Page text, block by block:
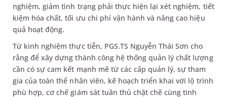
nghiệm, giảm tình trạng phải thực hiện lại xét nghiệm, tiết
kiệm hóa chất, tối ưu chi phí vận hành và nâng cao hiệu
quả hoạt động.
Từ kinh nghiệm thực tiễn, PGS.TS Nguyễn Thái Sơn cho
rằng để xây dựng thành công hệ thống quản lý chất lượng
cần có sự cam kết mạnh mẽ từ các cấp quản lý, sự tham
gia của toàn thể nhân viên, kế hoạch triển khai với lộ trình
phù hợp, cơ chế giám sát tuân thủ chặt chẽ cùng tinh